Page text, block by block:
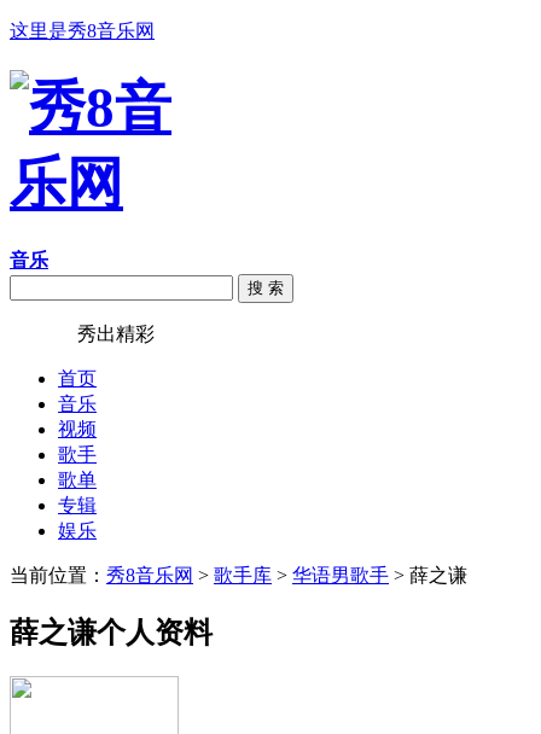
这里是秀8音乐网
音乐
搜 索
秀出精彩
首页
音乐
视频
歌手
歌单
专辑
娱乐
当前位置： 秀8音乐网 > 歌手库 > 华语男歌手 > 薛之谦
薛之谦个人资料